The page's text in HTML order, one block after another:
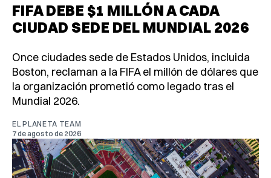
FIFA DEBE $1 MILLÓN A CADA
CIUDAD SEDE DEL MUNDIAL 2026
Once ciudades sede de Estados Unidos, incluida
Boston, reclaman a la FIFA el millón de dólares que
la organización prometió como legado tras el
Mundial 2026.
EL PLANETA TEAM
7 de agosto de 2026